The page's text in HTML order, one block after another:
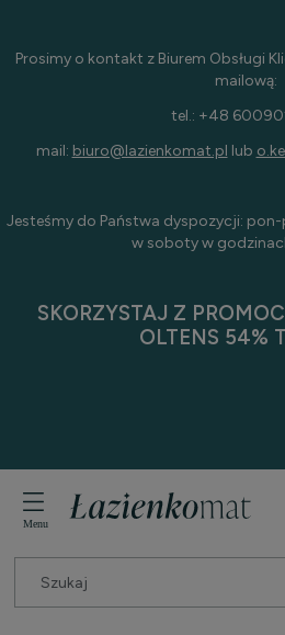
Prosimy o kontakt z Biurem Obsługi
mailową:
tel.: +48
mail: biuro@lazienkomat.pl lub
Jesteśmy do Państwa dyspozycji:
w soboty w
SKORZYSTAJ Z
OLTENS 54%